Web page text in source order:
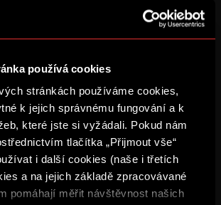
používá cookies
stránkách používáme cookies,
k jejich správnému fungování a k
které jste si vyžádali. Pokud nám
tlačítka „Přijmout vše“
i další cookies (naše i třetích
a na jejich základě zpracovávané
pomáhají měřit návštěvnost našich
11. kolo ne, 29. 9., 18:00
1–0